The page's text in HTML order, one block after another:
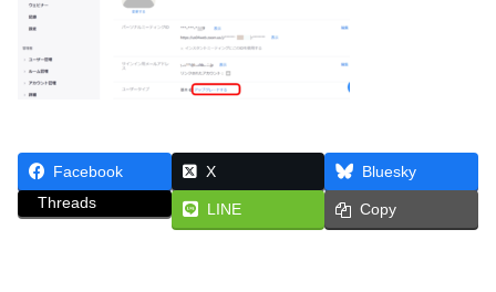
Facebook X
Bluesky
Threads
LINE Copy